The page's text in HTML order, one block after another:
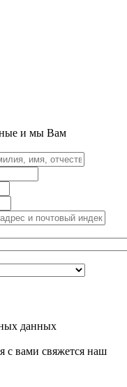
и мы Вам
данных
с вами свяжется наш